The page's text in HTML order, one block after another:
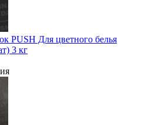
PUSH Для цветного белья
3 кг